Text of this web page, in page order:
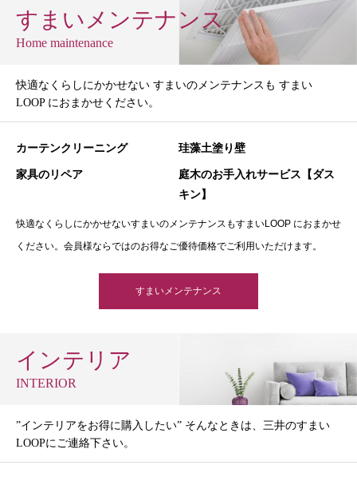
すまいメンテナンス
Home maintenance
快適なくらしにかかせない すまいのメンテナンスも すまい
LOOP におまかせください。
カーテンクリーニング 珪藻土塗り壁
家具のリペア
庭木のお手入れサービス【ダス
キン】
快適なくらしにかかせないすまいのメンテナンスもすまいLOOP におまかせ
ください。会員様ならではのお得なご優待価格でご利用いただけます。
すまいメンテナンス
インテリア
INTERIOR
”インテリアをお得に購入したい” そんなときは、三井のすまい
LOOPにご連絡下さい。